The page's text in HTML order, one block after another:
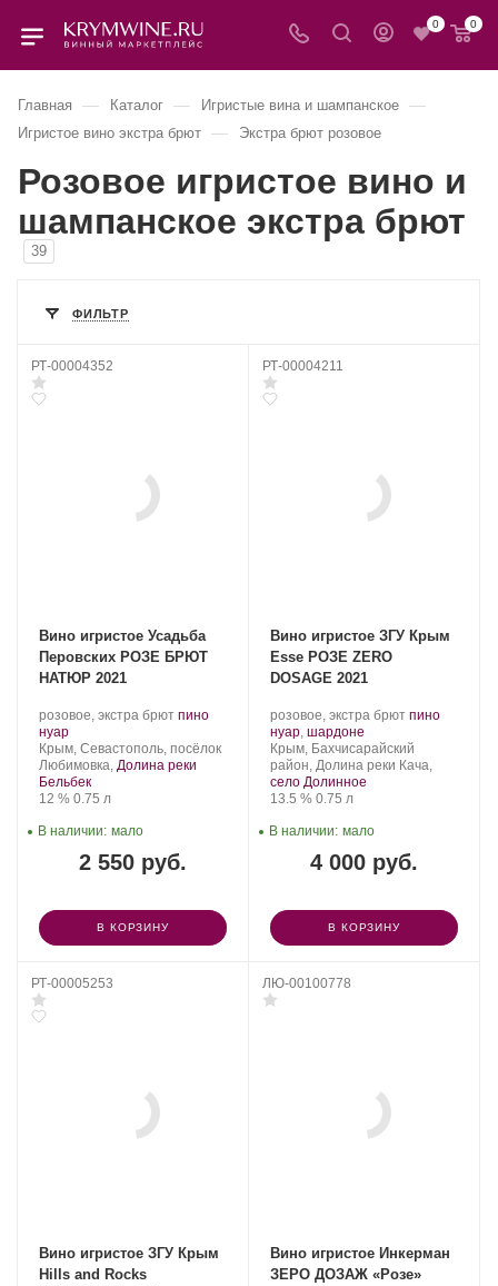
0 0
Главная — Каталог — Игристые вина и шампанское —
Игристое вино экстра брют — Экстра брют розовое
Розовое игристое вино и
шампанское экстра брют
39
ФИЛЬТР
РТ-00004352
Вино игристое Усадьба
Перовских РОЗЕ БРЮТ
НАТЮР 2021
Производитель:
Усадьба
Перовских.
розовое, экстра брют .
винограда:
пино
нуар.
Регион:
Крым, Севастополь, посёлок
Любимовка, Долина реки
Бельбек
Крепость
12 %. Объем
0.75 л
2 550 руб.
В наличии: мало
В КОРЗИНУ
РТ-00004211
Вино игристое ЗГУ Крым
Esse РОЗЕ ZERO
DOSAGE 2021
Производитель:
Сатера/ESSE.
розовое, экстра брют .
винограда:
пино
нуар, шардоне
Регион:
Крым, Бахчисарайский
район, Долина реки Кача,
село Долинное
Крепость
13.5 %. Объем
0.75 л
4 000 руб.
В наличии: мало
В КОРЗИНУ
РТ-00005253
Вино игристое ЗГУ Крым
Hills and Rocks
ЛЮ-00100778
Вино игристое Инкерман
ЗЕРО ДОЗАЖ «Розе»